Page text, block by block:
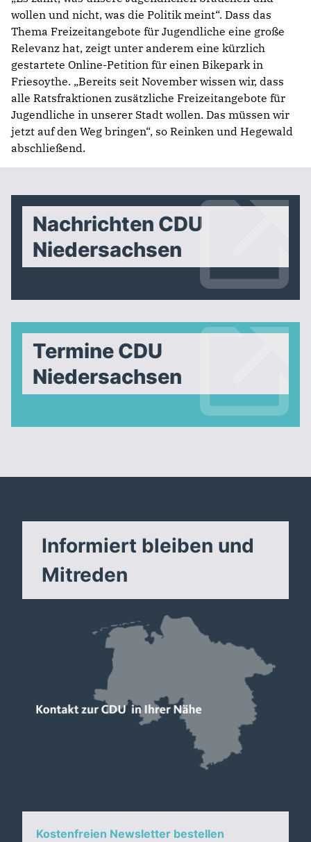
wollen und nicht, was die Politik meint“. Dass das
Thema Freizeitangebote für Jugendliche eine große
Relevanz hat, zeigt unter anderem eine kürzlich
gestartete Online-Petition für einen Bikepark in
Friesoythe. „Bereits seit November wissen wir, dass
alle Ratsfraktionen zusätzliche Freizeitangebote für
Jugendliche in unserer Stadt wollen. Das müssen wir
jetzt auf den Weg bringen“, so Reinken und Hegewald
abschließend.
Nachrichten CDU
Niedersachsen
Termine CDU
Niedersachsen
Informiert bleiben und
Mitreden
Kostenfreien Newsletter bestellen